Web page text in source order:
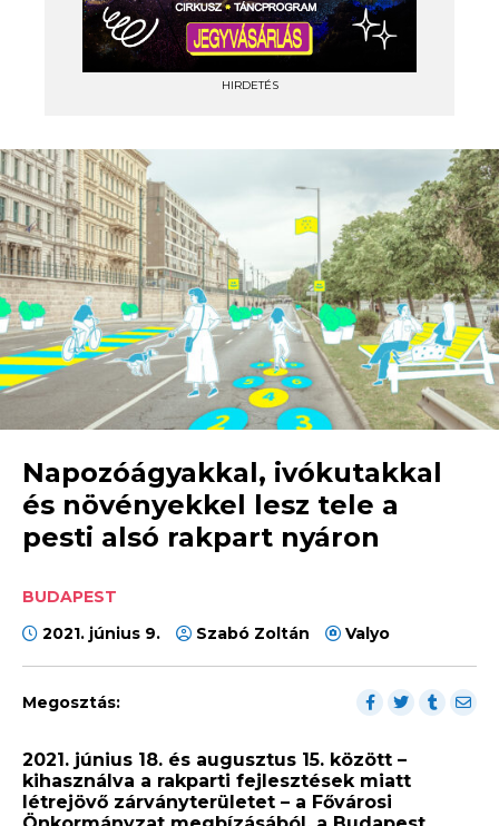
HIRDETÉS
Napozóágyakkal, ivókutakkal
és növényekkel lesz tele a
pesti alsó rakpart nyáron
BUDAPEST
2021. június 9.
Szabó Zoltán Valyo
Megosztás:
2021. június 18. és augusztus 15. között –
kihasználva a rakparti fejlesztések miatt
létrejövő zárványterületet – a Fővárosi